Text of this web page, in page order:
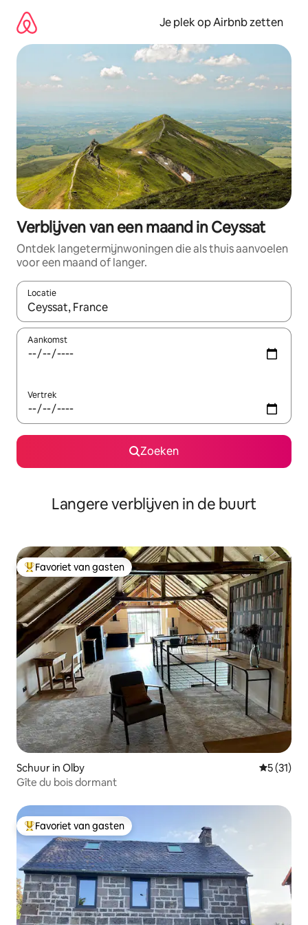
direct
naar
inhoud
Je plek op Airbnb zetten
Verblijven van een maand in Ceyssat
Ontdek langetermijnwoningen die als thuis aanvoelen
voor een maand of langer.
Locatie
Wanneer er resultaten beschikbaar zijn, maak je een keuze
Aankomst
Vertrek
Zoeken
Langere verblijven in de buurt
Topfavoriet van gasten
Favoriet van gasten
Schuur in Olby
5 (31)
Gîte du bois dormant
Topfavoriet van gasten
Favoriet van gasten